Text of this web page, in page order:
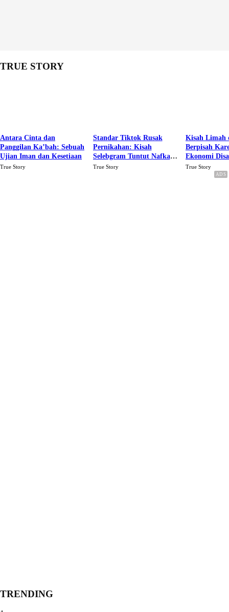
TRUE STORY
Antara Cinta dan
Panggilan Ka’bah: Sebuah
Ujian Iman dan Kesetiaan
True Story
Standar Tiktok Rusak
Pernikahan: Kisah
Selebgram Tuntut Nafkah
Rp.15 Juta Perbulan
True Story
Kisah Limah
Berpisah
Ekonomi
Karena Cinta
True Story
TRENDING